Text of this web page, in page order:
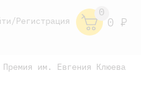
Регистрация
0
0 Р
Премия им. Евгения Клюева